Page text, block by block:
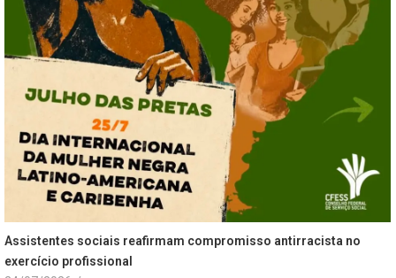
Assistentes sociais reafirmam compromisso antirracista no
exercício profissional